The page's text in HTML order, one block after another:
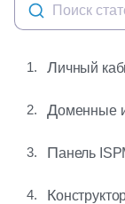
Поиск
1. Личный
2. Доменные
3. Панель
4.